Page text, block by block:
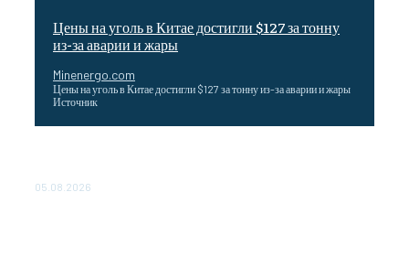
Цены на уголь в Китае достигли $127 за тонну
из-за аварии и жары
Minenergo.com
Цены на уголь в Китае достигли $127 за тонну из-за аварии и жары
Источник
05.08.2026